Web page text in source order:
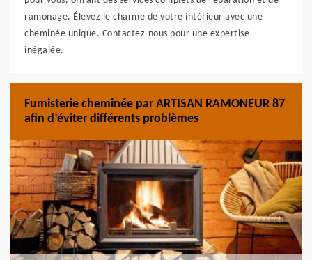
ramonage. Élevez le charme de votre intérieur avec une
cheminée unique. Contactez-nous pour une expertise
inégalée.
Fumisterie cheminée par ARTISAN RAMONEUR 87
afin d’éviter différents problèmes